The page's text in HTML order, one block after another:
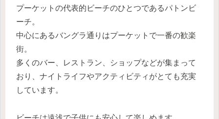
プーケットの代表的ビーチのひとつであるパトンビ
ーチ。
中心にあるバングラ通りはプーケットで一番の歓楽
街。
多くのバー、レストラン、ショップなどが集まって
おり、ナイトライフやアクティビティがとても充実
しています。